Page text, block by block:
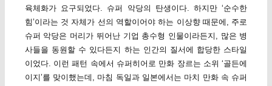
육체화가 요구되었다. 슈퍼 악당의 탄생이다. 하지만 ‘순수한
힘’이라는 것 자체가 선의 역할이어야 하는 이상향 때문에, 주로
슈퍼 악당은 머리가 뛰어난 기업 총수형 인물이라든지, 많은 병
사들을 동원할 수 있다든지 하는 인간의 질서에 합당한 스타일
이었다. 이런 패턴 속에서 슈퍼히어로 만화 장르는 소위 ‘골든에
이지’를 맞이했는데, 마침 독일과 일본에서는 마치 만화 속 슈퍼